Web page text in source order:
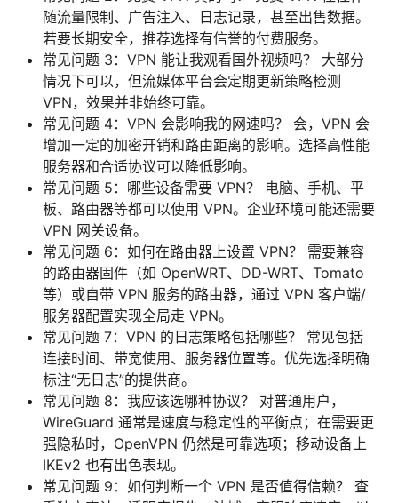
随流量限制、广告注入、日志记录，甚至出售数据。
若要长期安全，推荐选择有信誉的付费服务。
常见问题 3：VPN 能让我观看国外视频吗？ 大部分
情况下可以，但流媒体平台会定期更新策略检测
VPN，效果并非始终可靠。
常见问题 4：VPN 会影响我的网速吗？ 会，VPN 会
增加一定的加密开销和路由距离的影响。选择高性能
服务器和合适协议可以降低影响。
常见问题 5：哪些设备需要 VPN？ 电脑、手机、平
板、路由器等都可以使用 VPN。企业环境可能还需要
VPN 网关设备。
常见问题 6：如何在路由器上设置 VPN？ 需要兼容
的路由器固件（如 OpenWRT、DD-WRT、Tomato
等）或自带 VPN 服务的路由器，通过 VPN 客户端/
服务器配置实现全局走 VPN。
常见问题 7：VPN 的日志策略包括哪些？ 常见包括
连接时间、带宽使用、服务器位置等。优先选择明确
标注“无日志”的提供商。
常见问题 8：我应该选哪种协议？ 对普通用户，
WireGuard 通常是速度与稳定性的平衡点；在需要更
强隐私时，OpenVPN 仍然是可靠选项；移动设备上
IKEv2 也有出色表现。
常见问题 9：如何判断一个 VPN 是否值得信赖？ 查